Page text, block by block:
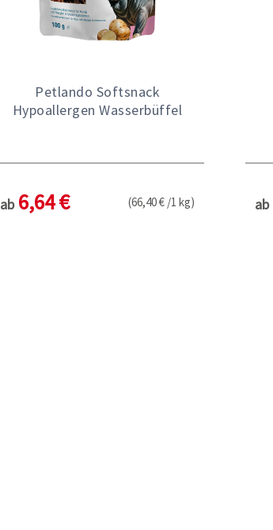
Petlando Softsnack
Hypoallergen Wasserbüffel
ab 6,64 € (66,40 € /1 kg) ab